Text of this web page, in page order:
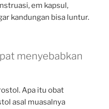
em kapsul,
kandungan bisa luntur.
menyebabkan
Apa itu obat
asal muasalnya